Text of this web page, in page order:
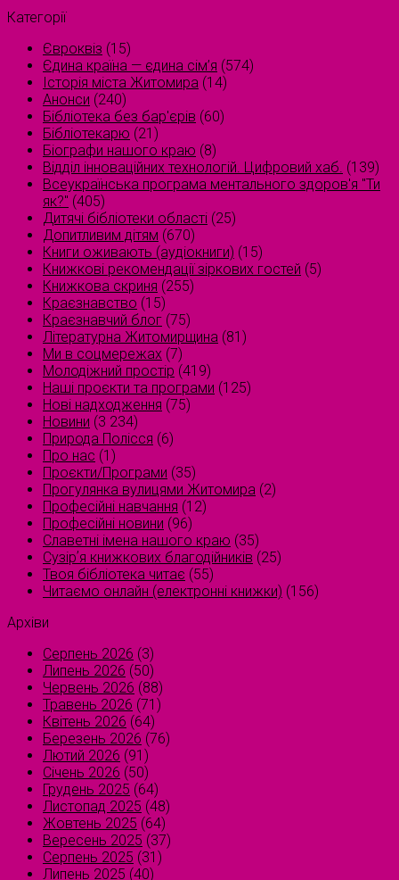
Категорії
Євроквіз (15)
Єдина країна — єдина сім’я (574)
Історія міста Житомира (14)
Анонси (240)
Бібліотека без бар'єрів (60)
Бібліотекарю (21)
Біографи нашого краю (8)
Відділ інноваційних технологій. Цифровий хаб. (139)
Всеукраїнська програма ментального здоров'я "Ти
як?" (405)
Дитячі бібліотеки області (25)
Допитливим дітям (670)
Книги оживають (аудіокниги) (15)
Книжкові рекомендації зіркових гостей (5)
Книжкова скриня (255)
Краєзнавство (15)
Краєзнавчий блог (75)
Літературна Житомирщина (81)
Ми в соцмережах (7)
Молодіжний простір (419)
Наші проєкти та програми (125)
Нові надходження (75)
Новини (3 234)
Природа Полісся (6)
Про нас (1)
Проєкти/Програми (35)
Прогулянка вулицями Житомира (2)
Професійні навчання (12)
Професійні новини (96)
Славетні імена нашого краю (35)
Сузірʼя книжкових благодійників (25)
Твоя бібліотека читає (55)
Читаємо онлайн (електронні книжки) (156)
Архіви
Серпень 2026 (3)
Липень 2026 (50)
Червень 2026 (88)
Травень 2026 (71)
Квітень 2026 (64)
Березень 2026 (76)
Лютий 2026 (91)
Січень 2026 (50)
Грудень 2025 (64)
Листопад 2025 (48)
Жовтень 2025 (64)
Вересень 2025 (37)
Серпень 2025 (31)
Липень 2025 (40)